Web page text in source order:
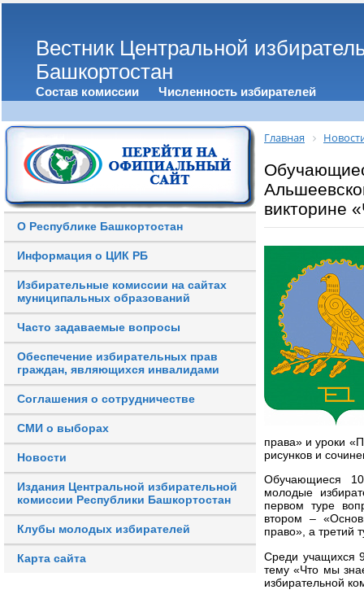
Вестник Центральной
Башкортостан
Состав комиссии Численность избирателей
О Республике Башкортостан
Информация о ЦИК РБ
Избирательные комиссии на сайтах
муниципальных образований
Часто задаваемые вопросы
Обеспечение избирательных прав
граждан, являющихся инвалидами
Соглашения о сотрудничестве
СМИ о выборах
Новости
Издания Центральной избирательной
комиссии Республики Башкортостан
Клубы молодых избирателей
Карта сайта
Главная
викторине
права» и уроки
рисунков и
Обучающиеся
молодые
первом туре
втором –
право», а третий
Среди учащихся
тему «Что мы
избирательной